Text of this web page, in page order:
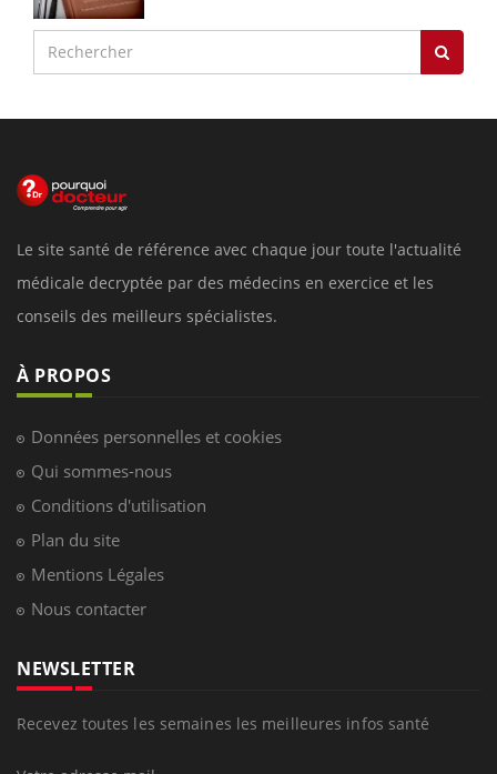
Le site santé de référence avec chaque jour toute l'actualité
médicale decryptée par des médecins en exercice et les
conseils des meilleurs spécialistes.
À PROPOS
Données personnelles et cookies
Qui sommes-nous
Conditions d'utilisation
Plan du site
Mentions Légales
Nous contacter
NEWSLETTER
Recevez toutes les semaines les meilleures infos santé